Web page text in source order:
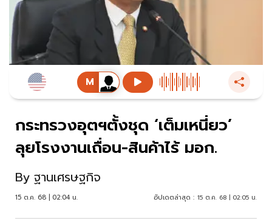
กระทรวงอุตฯตั้งชุด ‘เต็มเหนี่ยว’
ลุยโรงงานเถื่อน-สินค้าไร้ มอก.
By ฐานเศรษฐกิจ
15 ต.ค. 68 | 02:04 น. อัปเดตล่าสุด : 15 ต.ค. 68 | 02:05 น.